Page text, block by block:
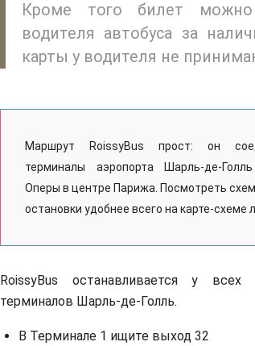
Кроме того билет можно
водителя автобуса за
карты у водителя не
Маршрут RoissyBus прост: он
терминалы аэропорта Шарль-де-
Оперы в центре Парижа. Посмотреть
остановки удобнее всего на карте-схеме
RoissyBus останавливается у всех
терминалов Шарль-де-Голль.
В Терминале 1 ищите выход 32